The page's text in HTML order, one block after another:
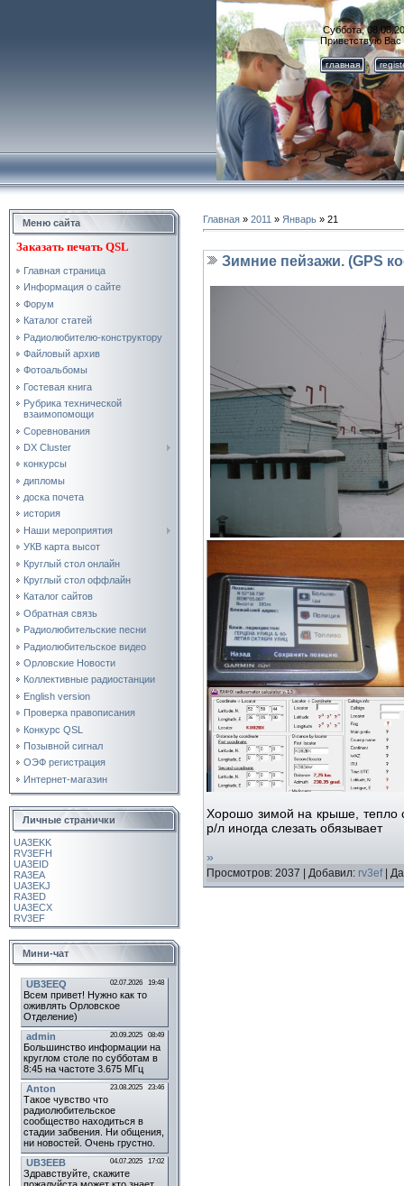
Суббота,
Приветствую Вас
главная
Меню сайта
Заказать печать QSL
Главная страница
Информация о сайте
Форум
Каталог статей
Радиолюбителю-конструктору
Файловый архив
Фотоальбомы
Гостевая книга
Рубрика технической
взаимопомощи
Соревнования
DX Cluster
конкурсы
дипломы
доска почета
история
Наши мероприятия
УКВ карта высот
Круглый стол онлайн
Круглый стол оффлайн
Каталог сайтов
Обратная связь
Радиолюбительские песни
Радиолюбительское видео
Орловские Новости
Коллективные радиостанции
English version
Проверка правописания
Конкурс QSL
Позывной сигнал
ОЭФ регистрация
Интернет-магазин
Личные странички
UA3EKK
RV3EFH
UA3EID
RA3EA
UA3EKJ
RA3ED
UA3ECX
RV3EF
Мини-чат
Главная » 2011 » Январь » 21
Зимние пейзажи. (GPS
Хорошо зимой на крыше, тепло
р/л иногда слезать обязывает
»
Просмотров: 2037 Добавил: rv3ef